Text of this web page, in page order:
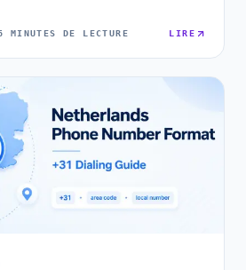
MINUTES DE LECTURE LIRE